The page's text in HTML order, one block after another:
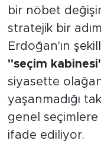
bir nöbet
stratejik bir
Erdoğan'ın
"seçim
siyasette
yaşanmadığı
genel seçimlere
ifade ediliyor.